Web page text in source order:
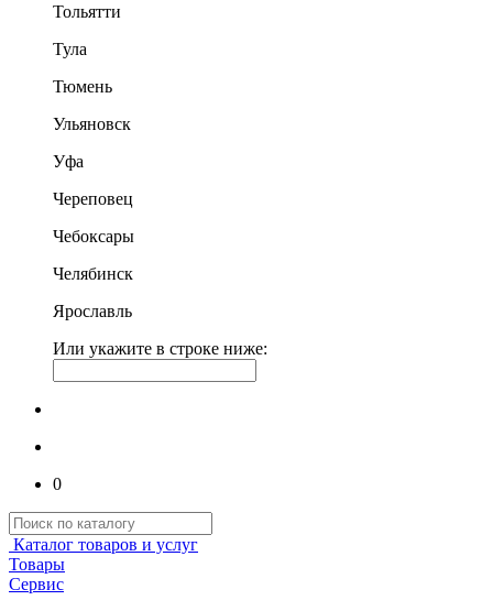
Тольятти
Тула
Тюмень
Ульяновск
Уфа
Череповец
Чебоксары
Челябинск
Ярославль
Или укажите в строке ниже:
0
Каталог товаров и услуг
Товары
Сервис